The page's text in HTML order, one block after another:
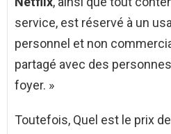
service, est réservé à un
personnel et non
partagé avec des
foyer. »
Toutefois, Quel est le prix